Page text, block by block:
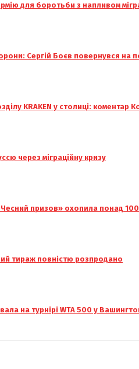
для боротьби з напливом
Сергій Боєв повернувся
KRAKEN у столиці: коментар
через міграційну кризу
призов» охопила понад 100
тираж повністю розпродано
на турнірі WTA 500 у